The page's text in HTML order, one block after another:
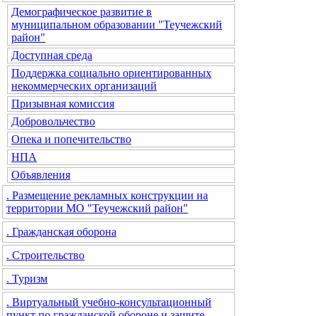
Демографическое развитие в
муниципальном образовании "Теучежский
район"
Доступная среда
Поддержка социально ориентированных
некоммерческих организаций
Призывная комиссия
Добровольчество
Опека и попечительство
НПА
Объявления
. Размещение рекламных конструкции на
территории МО "Теучежский район"
. Гражданская оборона
. Строительство
. Туризм
. Виртуальный учебно-консультационный